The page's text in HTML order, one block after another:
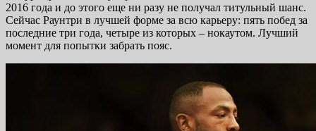
2016 года и до этого еще ни разу не получал титульный шанс.
Сейчас Раунтри в лучшей форме за всю карьеру: пять побед за
последние три года, четыре из которых – нокаутом. Лучший
момент для попытки забрать пояс.